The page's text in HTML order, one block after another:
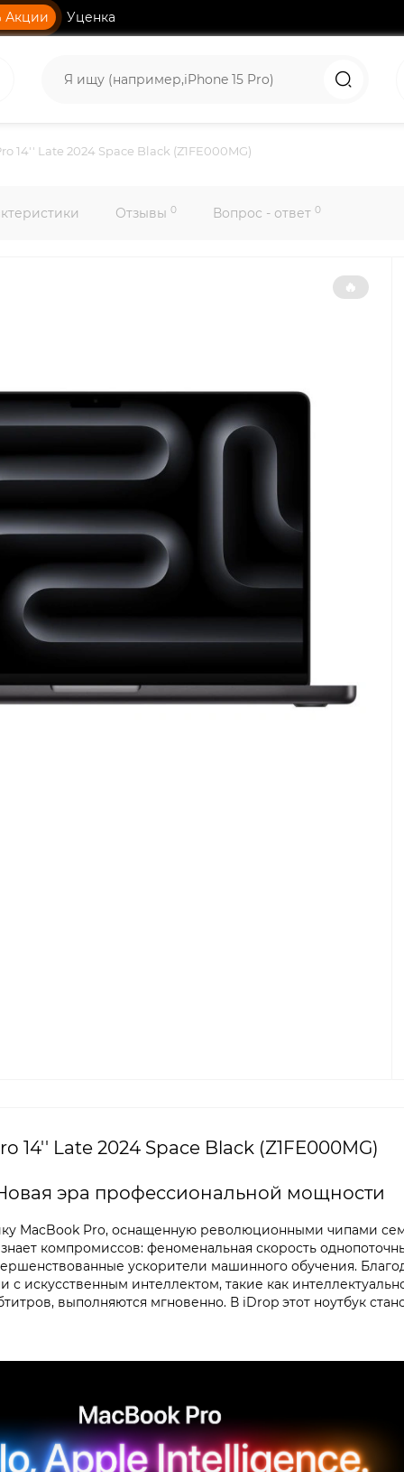
Акции Уценка
14'' Late 2024 Space Black (Z1FE000MG)
Отзывы 0 Вопрос - ответ 0
🔥
14'' Late 2024 Space Black (Z1FE000MG)
эра профессиональной мощности
MacBook Pro, оснащенную революционными чипами
компромиссов: феноменальная скорость
ускорители машинного обучения.
с искусственным интеллектом, такие как
выполняются мгновенно. В iDrop этот ноутбук